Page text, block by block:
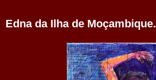
Edna da Ilha de Moçambique.